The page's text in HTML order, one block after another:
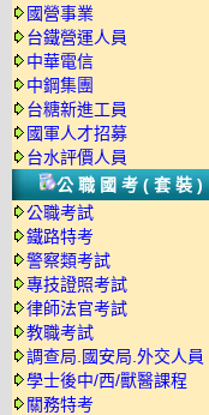
國營事業
台鐵營運人員
中華電信
中鋼集團
台糖新進工員
國軍人才招募
台水評價人員
公職國考(套裝)
公職考試
鐵路特考
警察類考試
專技證照考試
律師法官考試
教職考試
調查局.國安局.外交人員
學士後中/西/獸醫課程
關務特考